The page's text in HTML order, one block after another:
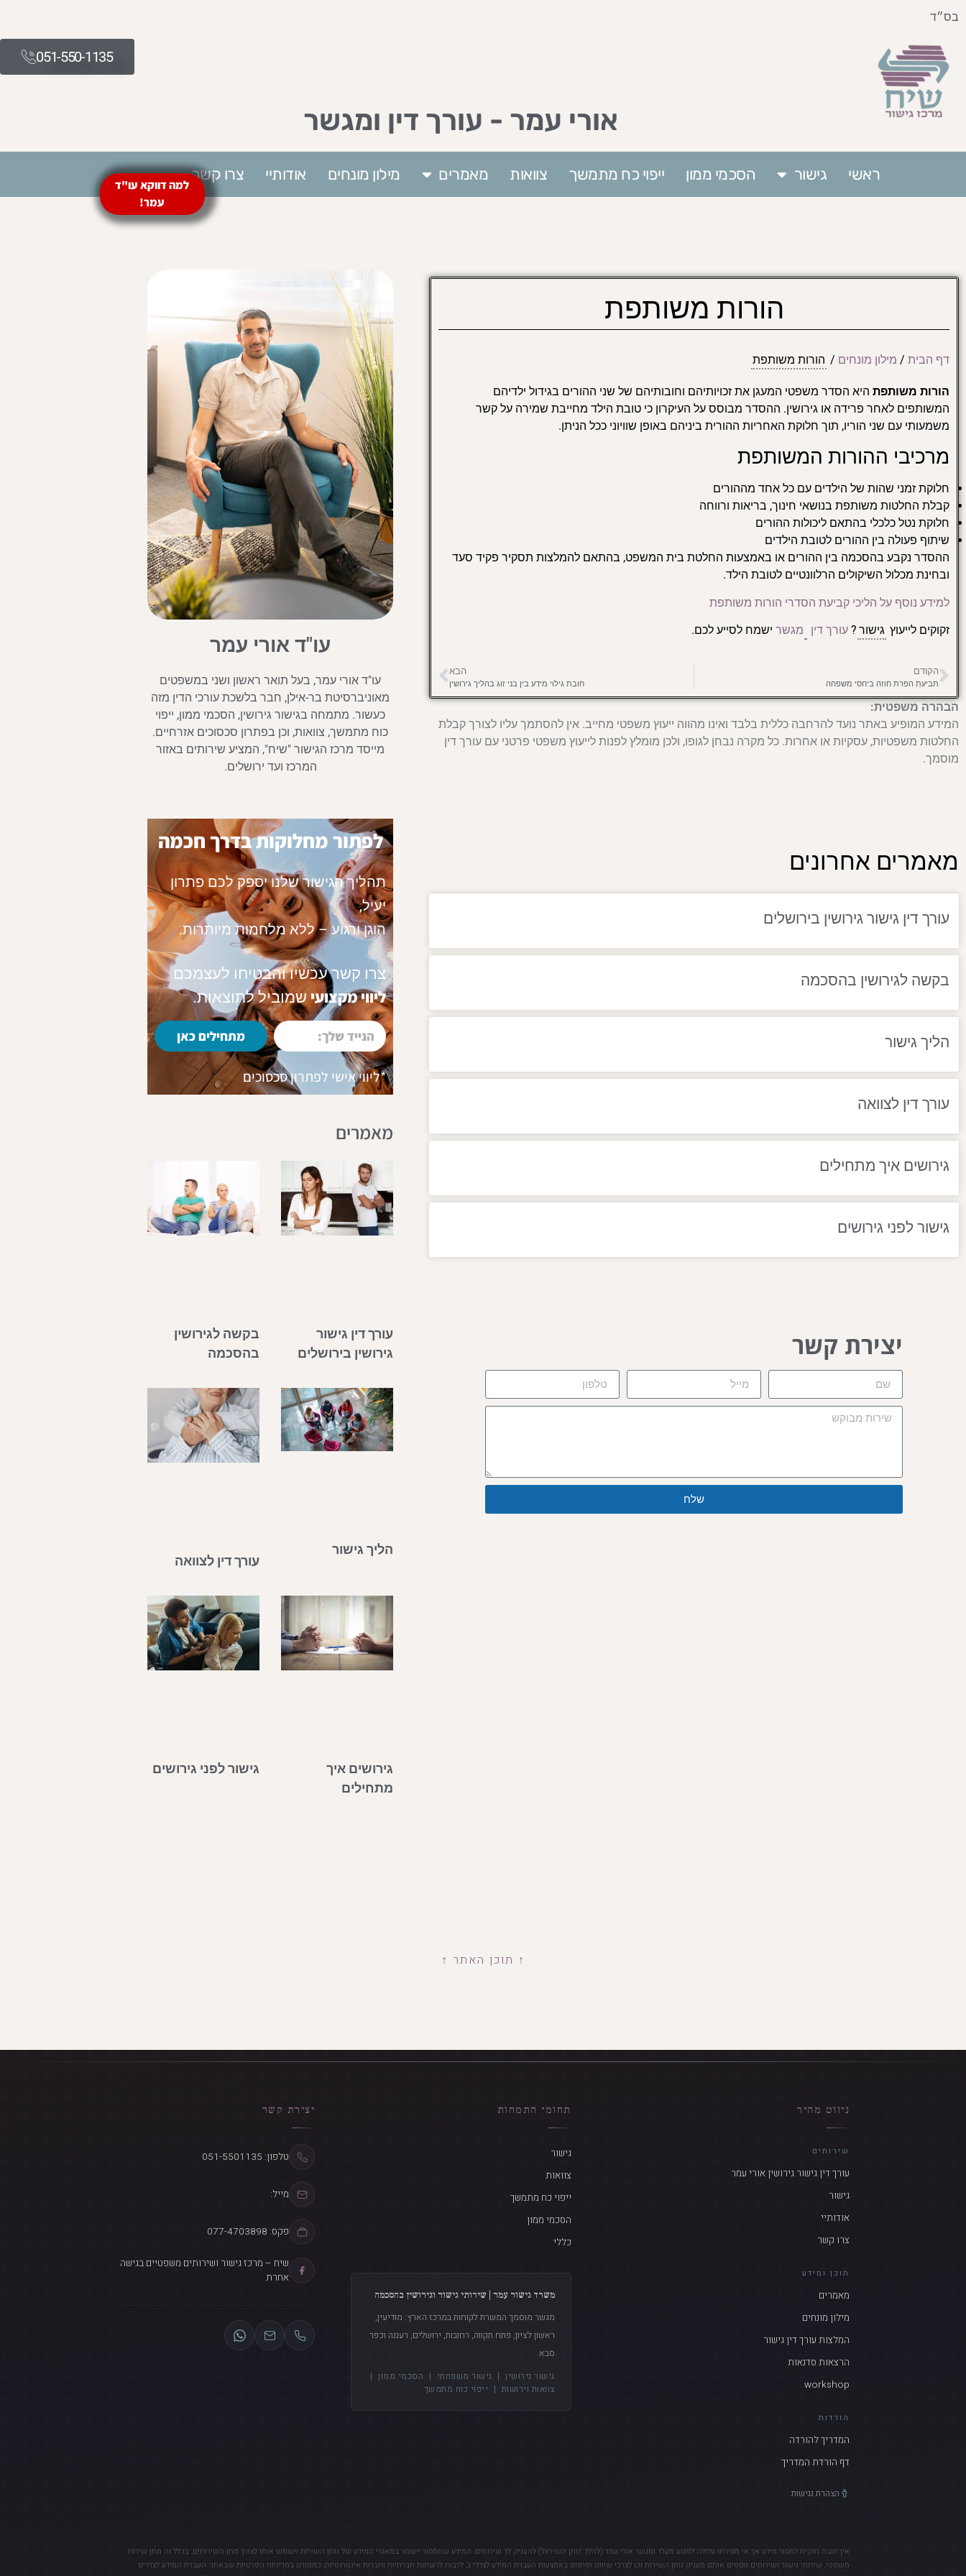
בס״ד
אורי עמר - עורך דין ומגשר
051-550-1135​
ראשי גישור הסכמי ממון ייפוי כח מתמשך צוואות מאמרים מילון מונחים אודותיי צרו קשר
למה דווקא עו"ד
עמר!
הורות משותפת
דף הבית / מילון מונחים / הורות משותפת
הורות משותפת היא הסדר משפטי המעגן את זכויותיהם וחובותיהם של שני ההורים בגידול ילדיהם
המשותפים לאחר פרידה או גירושין. ההסדר מבוסס על העיקרון כי טובת הילד מחייבת שמירה על קשר
משמעותי עם שני הוריו, תוך חלוקת האחריות ההורית ביניהם באופן שוויוני ככל הניתן.
מרכיבי ההורות המשותפת
חלוקת זמני שהות של הילדים עם כל אחד מההורים
קבלת החלטות משותפת בנושאי חינוך, בריאות ורווחה
חלוקת נטל כלכלי בהתאם ליכולות ההורים
שיתוף פעולה בין ההורים לטובת הילדים
ההסדר נקבע בהסכמה בין ההורים או באמצעות החלטת בית המשפט, בהתאם להמלצות תסקיר פקיד סעד
ובחינת מכלול השיקולים הרלוונטיים לטובת הילד.
למידע נוסף על הליכי קביעת הסדרי הורות משותפת
זקוקים לייעוץ גישור ? עורך דין מגשר ישמח לסייע לכם.
הקודם
תביעת הפרת חוזה ביחסי משפחה
הבא
חובת גילוי מידע בין בני זוג בהליך גירושין
הבהרה משפטית:
המידע המופיע באתר נועד להרחבה כללית בלבד ואינו מהווה ייעוץ משפטי מחייב. אין להסתמך עליו לצורך קבלת
החלטות משפטיות, עסקיות או אחרות. כל מקרה נבחן לגופו, ולכן מומלץ לפנות לייעוץ משפטי פרטני עם עורך דין
מוסמך.
מאמרים אחרונים
עורך דין גישור גירושין בירושלים
בקשה לגירושין בהסכמה
הליך גישור
עורך דין לצוואה
גירושים איך מתחילים
גישור לפני גירושים
יצירת קשר
שלח
עו"ד אורי עמר
עו"ד אורי עמר, בעל תואר ראשון ושני במשפטים
מאוניברסיטת בר-אילן, חבר בלשכת עורכי הדין מזה
כעשור. מתמחה בגישור גירושין, הסכמי ממון, ייפוי
כוח מתמשך, צוואות, וכן בפתרון סכסוכים אזרחיים.
מייסד מרכז הגישור "שיח", המציע שירותים באזור
המרכז ועד ירושלים.
לפתור מחלוקות בדרך חכמה
תהליך הגישור שלנו יספק לכם פתרון
יעיל,
הוגן ורגוע – ללא מלחמות מיותרות.
צרו קשר עכשיו והבטיחו לעצמכם
ליווי מקצועי שמוביל לתוצאות.
מתחילים כאן
*ליווי אישי לפתרון סכסוכים
מאמרים
עורך דין גישור
גירושין בירושלים
בקשה לגירושין
בהסכמה
הליך גישור
עורך דין לצוואה
גירושים איך
מתחילים
גישור לפני גירושים
↑ תוכן האתר ↑
ניווט מהיר
שירותים
עורך דין גישור גירושין אורי עמר
גישור
אודותיי
צרו קשר
תוכן ומידע
מאמרים
מילון מונחים
המלצות עורך דין גישור
הרצאות סדנאות
workshop
הורדות
המדריך להורדה
דף הורדת המדריך
הצהרת נגישות
תחומי התמחות
גישור
צוואות
ייפוי כח מתמשך
הסכמי ממון
כללי
משרד גישור עמר | שירותי גישור וגירושין בהסכמה
מגשר מוסמך המשרת לקוחות במרכז הארץ: מודיעין,
ראשון לציון, פתח תקווה, רחובות, ירושלים, רעננה וכפר
סבא.
גישור גירושין | גישור משפחתי | הסכמי ממון |
צוואות וירושות | ייפוי כוח מתמשך
יצירת קשר
טלפון: 051-5501135
מייל:
פקס: 077-4703898
שיח – מרכז גישור ושירותים משפטיים בגישה
אחרת
אין חובה חוקית למסור מידע אך אי מסירתו עלולה למנוע מעו"ד ומגשר אורי עמר (להלן: "נותן השירות") להעניק לך שירותים. המידע שתמסור יישמר במאגרי המידע של נותן השירות וישמש אותו לצורך מתן השירותים, בכלל זה מתן שירות
משפטי, שירותי גישור ושירותים נוספים אותם מעניק נותן השירות וכן לצרכי שיווק ופרסום באמצעות העברת המידע לצדדי ג', לרבות לרשתות חברתיות וחברות אינטרנטיות, כמפורט במדיניות הפרטיות שבאתר. העברת המידע לצדדים